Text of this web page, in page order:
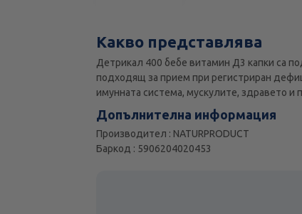
Какво представлява
Детрикал 400 бебе витамин Д3 капки са
подходящ за прием при регистриран
имунната система, мускулите, здравето и
Допълнителна информация
Производител : NATURPRODUCT
Баркод : 5906204020453